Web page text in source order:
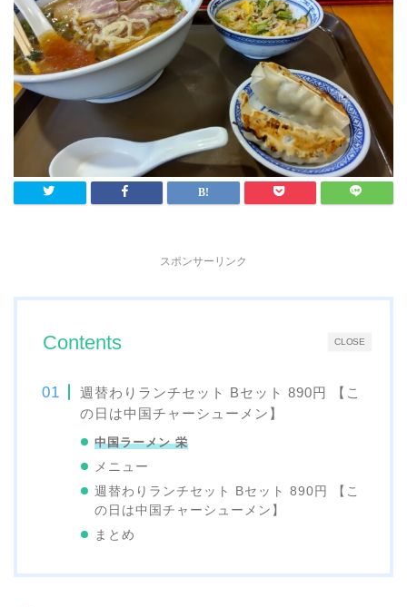
スポンサーリンク
CLOSE
Contents
週替わりランチセット Bセット 890円 【こ
の日は中国チャーシューメン】
中国ラーメン 栄
メニュー
週替わりランチセット Bセット 890円 【こ
の日は中国チャーシューメン】
まとめ